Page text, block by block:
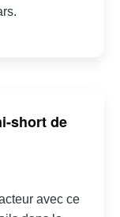
short de
avec ce